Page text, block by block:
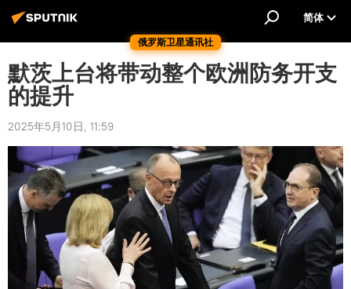
俄罗斯卫星通讯社
简体
默茨上台将带动整个欧洲防务开支
的提升
2025年5月10日, 11:59